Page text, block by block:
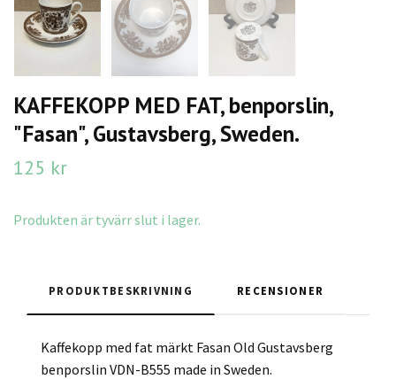
KAFFEKOPP MED FAT, benporslin,
"Fasan", Gustavsberg, Sweden.
125 kr
Produkten är tyvärr slut i lager.
PRODUKTBESKRIVNING RECENSIONER
Kaffekopp med fat märkt Fasan Old Gustavsberg
benporslin VDN-B555 made in Sweden.